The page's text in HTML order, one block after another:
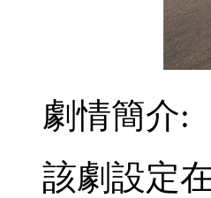
劇情簡介:
該劇設定